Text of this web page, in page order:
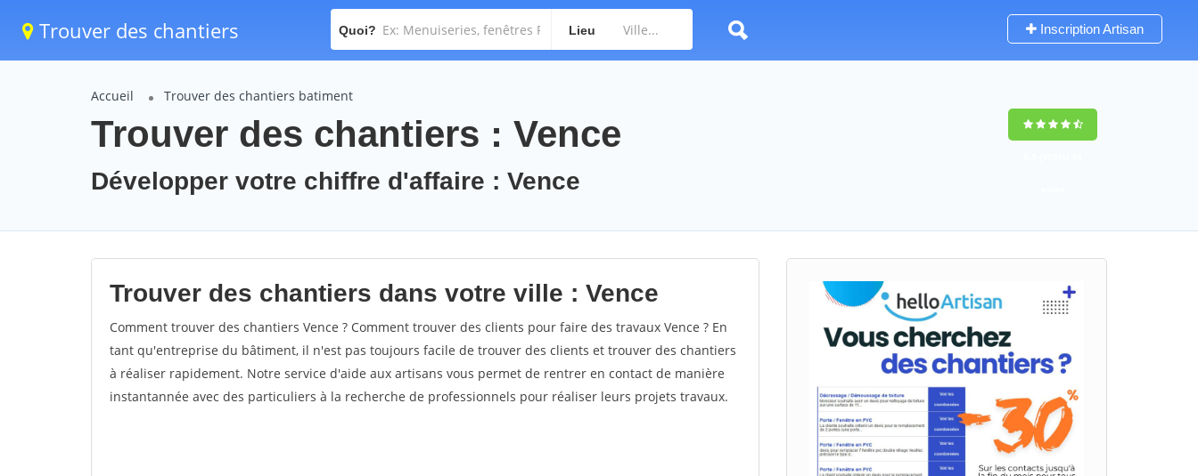
Trouver des chantiers Quoi? Lieu Inscription Artisan
Accueil Trouver des chantiers batiment
Trouver des chantiers : Vence
Développer votre chiffre d'affaire : Vence
Trouver des chantiers dans votre ville : Vence
Comment trouver des chantiers Vence ? Comment trouver des clients pour faire des travaux Vence ? En
tant qu'entreprise du bâtiment, il n'est pas toujours facile de trouver des clients et trouver des chantiers
à réaliser rapidement. Notre service d'aide aux artisans vous permet de rentrer en contact de manière
instantannée avec des particuliers à la recherche de professionnels pour réaliser leurs projets travaux.